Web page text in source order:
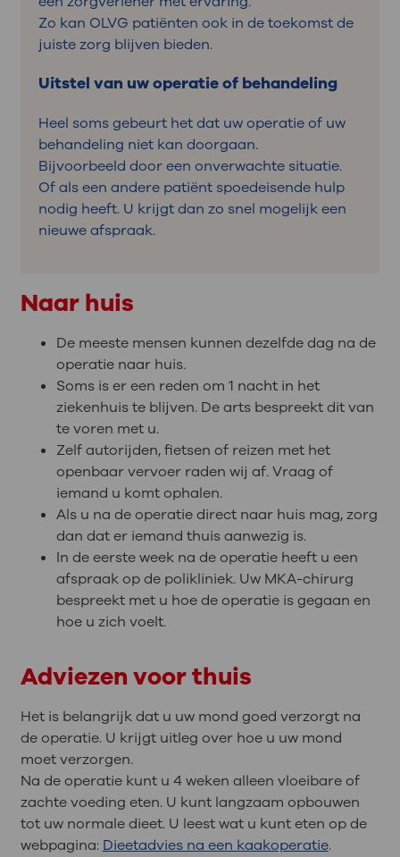
Zo kan OLVG patiënten ook in de toekomst de
juiste zorg blijven bieden.
Uitstel van uw operatie of behandeling
Heel soms gebeurt het dat uw operatie of uw
behandeling niet kan doorgaan.
Bijvoorbeeld door een onverwachte situatie.
Of als een andere patiënt spoedeisende hulp
nodig heeft. U krijgt dan zo snel mogelijk een
nieuwe afspraak.
Naar huis
De meeste mensen kunnen dezelfde dag na de
operatie naar huis.
Soms is er een reden om 1 nacht in het
ziekenhuis te blijven. De arts bespreekt dit van
te voren met u.
Zelf autorijden, fietsen of reizen met het
openbaar vervoer raden wij af. Vraag of
iemand u komt ophalen.
Als u na de operatie direct naar huis mag, zorg
dan dat er iemand thuis aanwezig is.
In de eerste week na de operatie heeft u een
afspraak op de polikliniek. Uw MKA-chirurg
bespreekt met u hoe de operatie is gegaan en
hoe u zich voelt.
Adviezen voor thuis
Het is belangrijk dat u uw mond goed verzorgt na
de operatie. U krijgt uitleg over hoe u uw mond
moet verzorgen.
Na de operatie kunt u 4 weken alleen vloeibare of
zachte voeding eten. U kunt langzaam opbouwen
tot uw normale dieet. U leest wat u kunt eten op de
webpagina:Dieetadvies na een kaakoperatie.